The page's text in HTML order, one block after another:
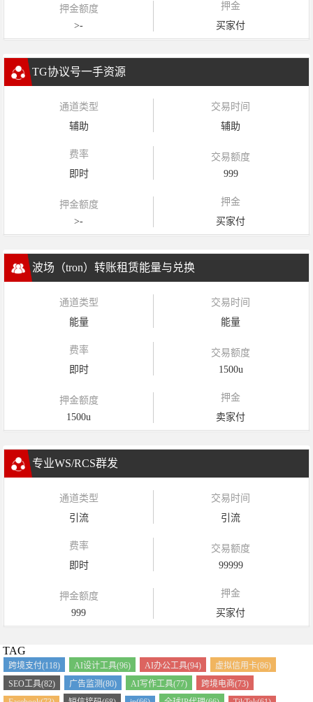
押金额度
>-
押金
买家付
TG协议号一手资源
通道类型
辅助
交易时间
辅助
费率
即时
交易额度
999
押金额度
>-
押金
买家付
波场（tron）转账租赁能量与兑换
通道类型
能量
交易时间
能量
费率
即时
交易额度
1500u
押金额度
1500u
押金
卖家付
专业WS/RCS群发
通道类型
引流
交易时间
引流
费率
即时
交易额度
99999
押金额度
999
押金
买家付
TAG
跨境支付(118) AI设计工具(96) AI办公工具(94)
虚拟信用卡(86)
SEO工具(82)
广告监测(80) AI写作工具(77)
跨境电商(73)